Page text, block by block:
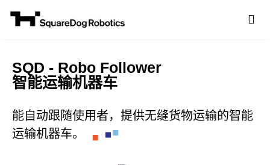
SQD - Robo Follower
智能运输机器车
能自动跟随使用者，提供无缝货物运输的智能
运输机器车。